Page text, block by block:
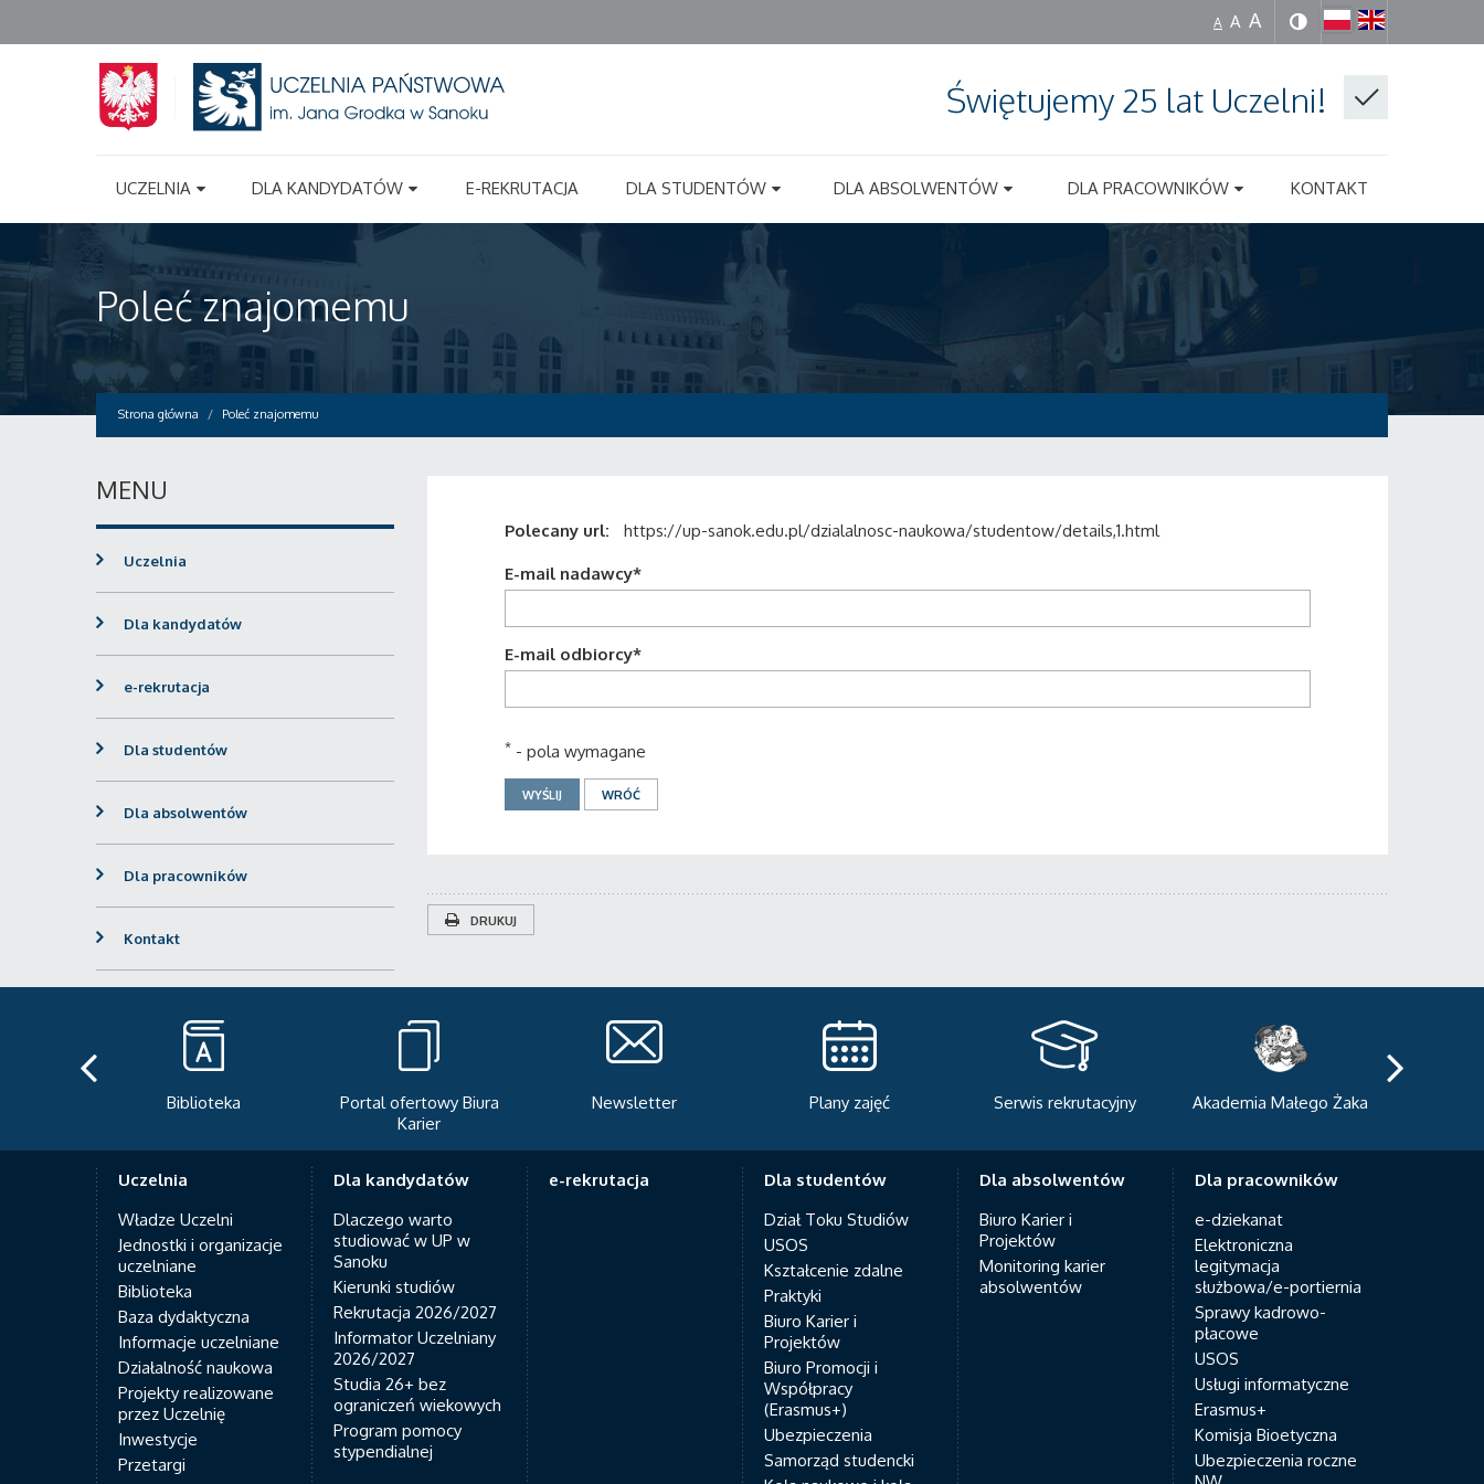
A A A
Świętujemy 25 lat Uczelni!
UCZELNIA DLA KANDYDATÓW E-REKRUTACJA DLA STUDENTÓW DLA ABSOLWENTÓW DLA PRACOWNIKÓW KONTAKT
Poleć znajomemu
Strona główna Poleć znajomemu
Polecany url: https://up-sanok.edu.pl/dzialalnosc-naukowa/studentow/details,1.html
E-mail nadawcy*
E-mail odbiorcy*
* - pola wymagane
DRUKUJ
MENU
Uczelnia
Dla kandydatów
e-rekrutacja
Dla studentów
Dla absolwentów
Dla pracowników
Kontakt
Portal ofertowy Biura
Newsletter Plany zajęć Serwis rekrutacyjny Akademia Małego Żaka
Centrum Sportowo-
Uczelnia
Władze Uczelni
Jednostki i organizacje
uczelniane
Biblioteka
Baza dydaktyczna
Informacje uczelniane
Działalność naukowa
Projekty realizowane
przez Uczelnię
Inwestycje
Przetargi
Dla kandydatów
Dlaczego warto
studiować w UP w
Sanoku
Kierunki studiów
Rekrutacja 2026/2027
Informator Uczelniany
2026/2027
Studia 26+ bez
ograniczeń wiekowych
Program pomocy
stypendialnej
e-rekrutacja
Dla studentów
Dział Toku Studiów
USOS
Kształcenie zdalne
Praktyki
Biuro Karier i
Projektów
Biuro Promocji i
Współpracy
(Erasmus+)
Ubezpieczenia
Samorząd studencki
Dla absolwentów
Biuro Karier i
Projektów
Monitoring karier
absolwentów
Dla pracowników
e-dziekanat
Elektroniczna
legitymacja
służbowa/e-portiernia
Sprawy kadrowo-
płacowe
USOS
Usługi informatyczne
Erasmus+
Komisja Bioetyczna
Ubezpieczenia roczne